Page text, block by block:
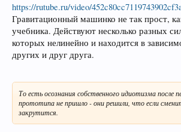
https://rutube.ru/video/
Гравитационный машинко не так прост,
учебника. Действуют несколько разных
которых нелинейно и находится в
других и друг друга.
То есть осознания собственного идиотизма после
прототипа не пришло - они решили, что если
закрутится.